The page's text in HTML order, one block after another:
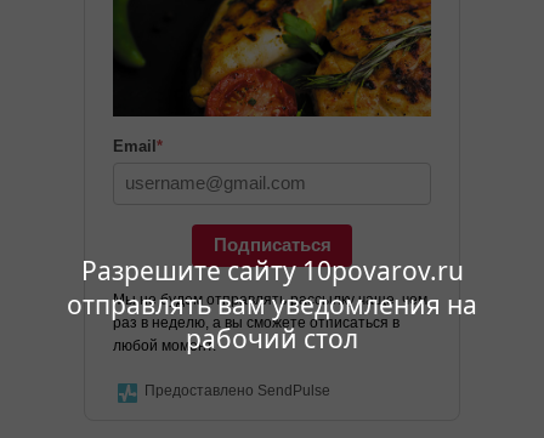
Разрешите сайту 10povarov.ru
отправлять вам уведомления на
рабочий стол
Email *
Подписаться
Мы не будем отправлять рассылку чаще, чем
раз в неделю, а вы сможете отписаться в
любой момент.
Предоставлено SendPulse